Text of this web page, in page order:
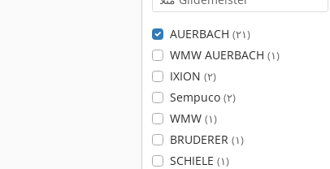
AUERBACH (۲۱)
WMW AUERBACH (۱)
IXION (۲)
Sempuco (۲)
WMW (۱)
BRUDERER (۱)
SCHIELE (۱)